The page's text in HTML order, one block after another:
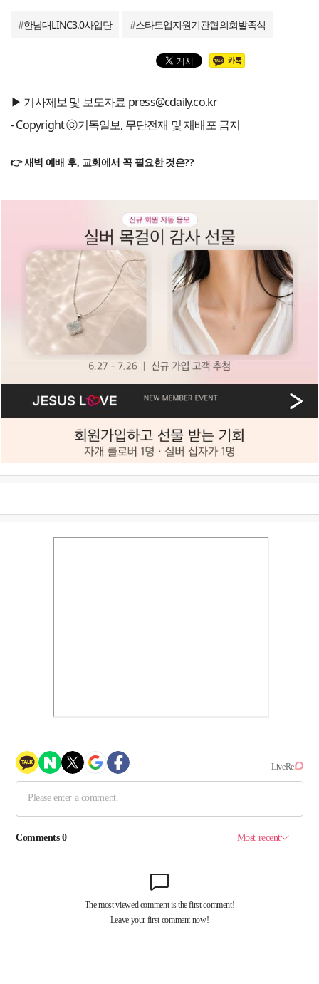
#한남대LINC3.0사업단 #스타트업지원기관협의회발족식
▶ 기사제보 및 보도자료 press@cdaily.co.kr
- Copyright ⓒ기독일보, 무단전재 및 재배포 금지
👉 새벽 예배 후, 교회에서 꼭 필요한 것은??